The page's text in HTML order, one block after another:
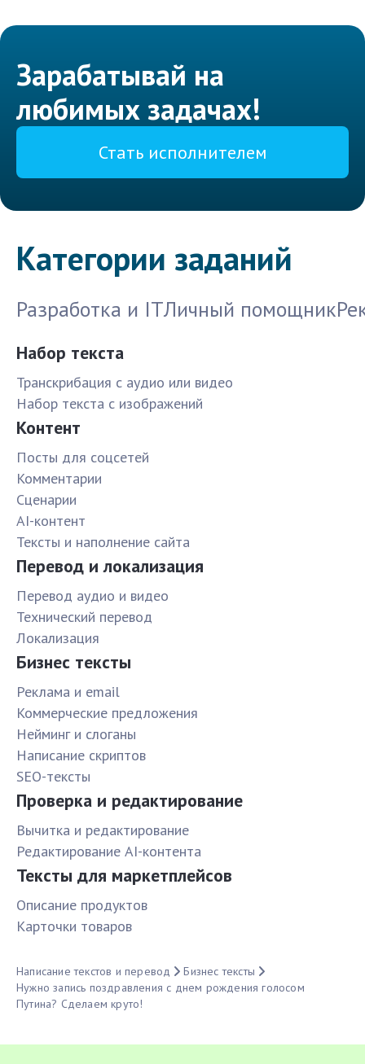
Зарабатывай на
любимых задачах!
Стать исполнителем
Категории заданий
Разработка и ITЛичный помощник
Набор текста
Транскрибация с аудио или видео
Набор текста с изображений
Контент
Посты для соцсетей
Комментарии
Сценарии
AI-контент
Тексты и наполнение сайта
Перевод и локализация
Перевод аудио и видео
Технический перевод
Локализация
Бизнес тексты
Реклама и email
Коммерческие предложения
Нейминг и слоганы
Написание скриптов
SEO-тексты
Проверка и редактирование
Вычитка и редактирование
Редактирование AI-контента
Тексты для маркетплейсов
Описание продуктов
Карточки товаров
Написание текстов и перевод
Бизнес тексты
Нужно запись поздравления с днем рождения голосом
Путина? Сделаем круто!